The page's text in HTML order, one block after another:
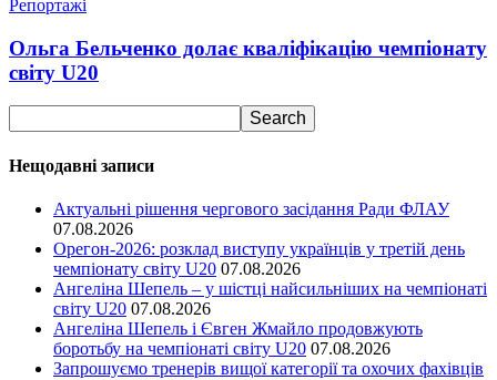
Репортажі
Ольга Бельченко долає кваліфікацію чемпіонату
світу U20
Нещодавні записи
Актуальні рішення чергового засідання Ради ФЛАУ
07.08.2026
Орегон-2026: розклад виступу українців у третій день
чемпіонату світу U20 07.08.2026
Ангеліна Шепель – у шістці найсильніших на чемпіонаті
світу U20 07.08.2026
Ангеліна Шепель і Євген Жмайло продовжують
боротьбу на чемпіонаті світу U20 07.08.2026
Запрошуємо тренерів вищої категорії та охочих фахівців